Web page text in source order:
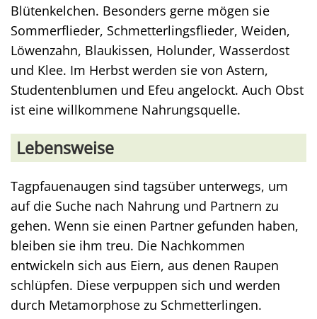
Blütenkelchen. Besonders gerne mögen sie
Sommerflieder, Schmetterlingsflieder, Weiden,
Löwenzahn, Blaukissen, Holunder, Wasserdost
und Klee. Im Herbst werden sie von Astern,
Studentenblumen und Efeu angelockt. Auch Obst
ist eine willkommene Nahrungsquelle.
Lebensweise
Tagpfauenaugen sind tagsüber unterwegs, um
auf die Suche nach Nahrung und Partnern zu
gehen. Wenn sie einen Partner gefunden haben,
bleiben sie ihm treu. Die Nachkommen
entwickeln sich aus Eiern, aus denen Raupen
schlüpfen. Diese verpuppen sich und werden
durch Metamorphose zu Schmetterlingen.